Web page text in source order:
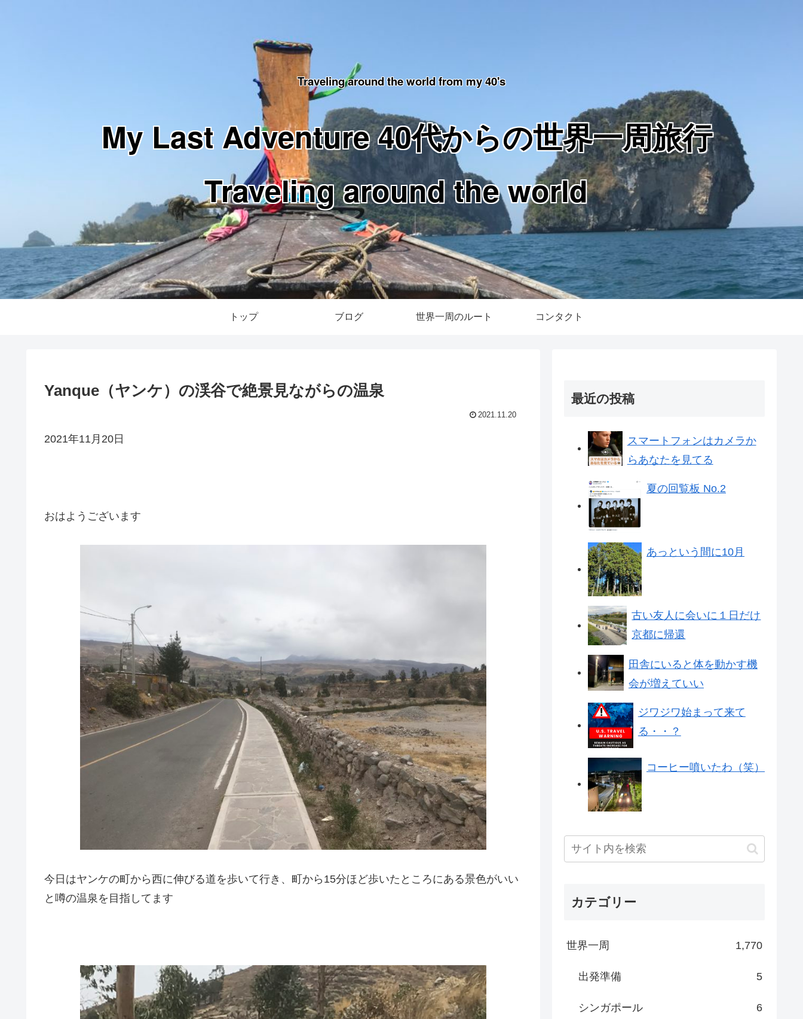
Traveling around the world from my 40's
My Last Adventure 40代からの世界一周旅行
Traveling around the world
トップ ブログ 世界一周のルート コンタクト
Yanque（ヤンケ）の渓谷で絶景見ながらの温泉
2021.11.20
2021年11月20日
おはようございます
今日はヤンケの町から西に伸びる道を歩いて行き、町から15分ほど歩いたところにある景色がいい
と噂の温泉を目指してます
最近の投稿
スマートフォンはカメラか
らあなたを見てる
夏の回覧板 No.2
あっという間に10月
古い友人に会いに１日だけ
京都に帰還
田舎にいると体を動かす機
会が増えていい
ジワジワ始まって来て
る・・？
コーヒー噴いたわ（笑）
カテゴリー
世界一周 1,770
出発準備 5
シンガポール 6